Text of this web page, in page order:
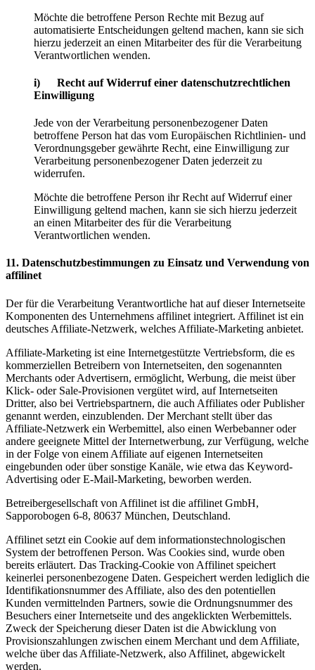
Möchte die betroffene Person Rechte mit Bezug auf
automatisierte Entscheidungen geltend machen, kann sie sich
hierzu jederzeit an einen Mitarbeiter des für die Verarbeitung
Verantwortlichen wenden.
i) Recht auf Widerruf einer datenschutzrechtlichen
Einwilligung
Jede von der Verarbeitung personenbezogener Daten
betroffene Person hat das vom Europäischen Richtlinien- und
Verordnungsgeber gewährte Recht, eine Einwilligung zur
Verarbeitung personenbezogener Daten jederzeit zu
widerrufen.
Möchte die betroffene Person ihr Recht auf Widerruf einer
Einwilligung geltend machen, kann sie sich hierzu jederzeit
an einen Mitarbeiter des für die Verarbeitung
Verantwortlichen wenden.
11. Datenschutzbestimmungen zu Einsatz und Verwendung von
affilinet
Der für die Verarbeitung Verantwortliche hat auf dieser Internetseite
Komponenten des Unternehmens affilinet integriert. Affilinet ist ein
deutsches Affiliate-Netzwerk, welches Affiliate-Marketing anbietet.
Affiliate-Marketing ist eine Internetgestützte Vertriebsform, die es
kommerziellen Betreibern von Internetseiten, den sogenannten
Merchants oder Advertisern, ermöglicht, Werbung, die meist über
Klick- oder Sale-Provisionen vergütet wird, auf Internetseiten
Dritter, also bei Vertriebspartnern, die auch Affiliates oder Publisher
genannt werden, einzublenden. Der Merchant stellt über das
Affiliate-Netzwerk ein Werbemittel, also einen Werbebanner oder
andere geeignete Mittel der Internetwerbung, zur Verfügung, welche
in der Folge von einem Affiliate auf eigenen Internetseiten
eingebunden oder über sonstige Kanäle, wie etwa das Keyword-
Advertising oder E-Mail-Marketing, beworben werden.
Betreibergesellschaft von Affilinet ist die affilinet GmbH,
Sapporobogen 6-8, 80637 München, Deutschland.
Affilinet setzt ein Cookie auf dem informationstechnologischen
System der betroffenen Person. Was Cookies sind, wurde oben
bereits erläutert. Das Tracking-Cookie von Affilinet speichert
keinerlei personenbezogene Daten. Gespeichert werden lediglich die
Identifikationsnummer des Affiliate, also des den potentiellen
Kunden vermittelnden Partners, sowie die Ordnungsnummer des
Besuchers einer Internetseite und des angeklickten Werbemittels.
Zweck der Speicherung dieser Daten ist die Abwicklung von
Provisionszahlungen zwischen einem Merchant und dem Affiliate,
welche über das Affiliate-Netzwerk, also Affilinet, abgewickelt
werden.